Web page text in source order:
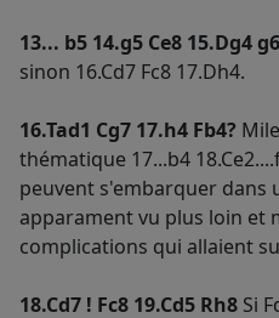
13... b5 14.g5 Ce8 15.Dg4 g6
sinon 16.Cd7 Fc8 17.Dh4.
16.Tad1 Cg7 17.h4 Fb4?
thématique 17...b4
peuvent s'embarquer dans
apparament vu plus loin et
complications qui allaient
18.Cd7 ! Fc8 19.Cd5 Rh8 Si